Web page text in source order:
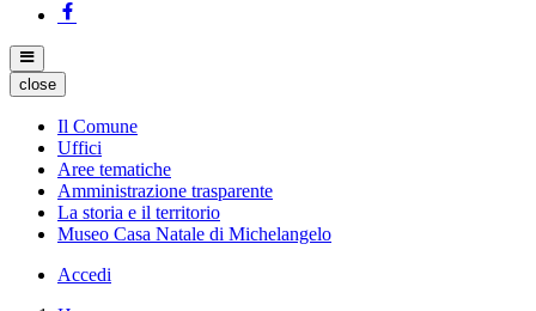
close
Il Comune
Uffici
Aree tematiche
Amministrazione trasparente
La storia e il territorio
Museo Casa Natale di Michelangelo
Accedi